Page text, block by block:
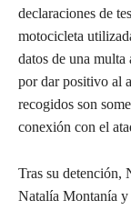
declaraciones de
motocicleta
datos de una multa
por dar positivo al
recogidos son
conexión con el
Tras su detención,
Natalía Montanía y